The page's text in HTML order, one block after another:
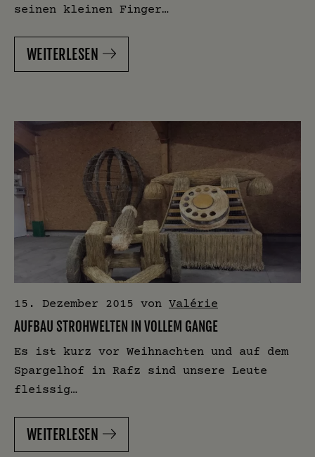
seinen kleinen Finger…
WEITERLESEN
15. Dezember 2015 von Valérie
AUFBAU STROHWELTEN IN VOLLEM GANGE
Es ist kurz vor Weihnachten und auf dem
Spargelhof in Rafz sind unsere Leute
fleissig…
WEITERLESEN